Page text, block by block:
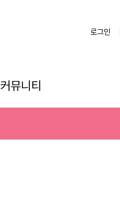
로그인
커뮤니티